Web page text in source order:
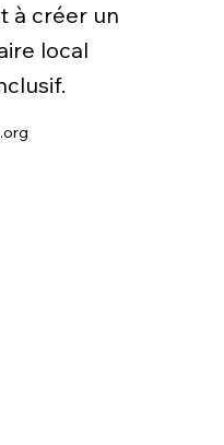
à créer un
local